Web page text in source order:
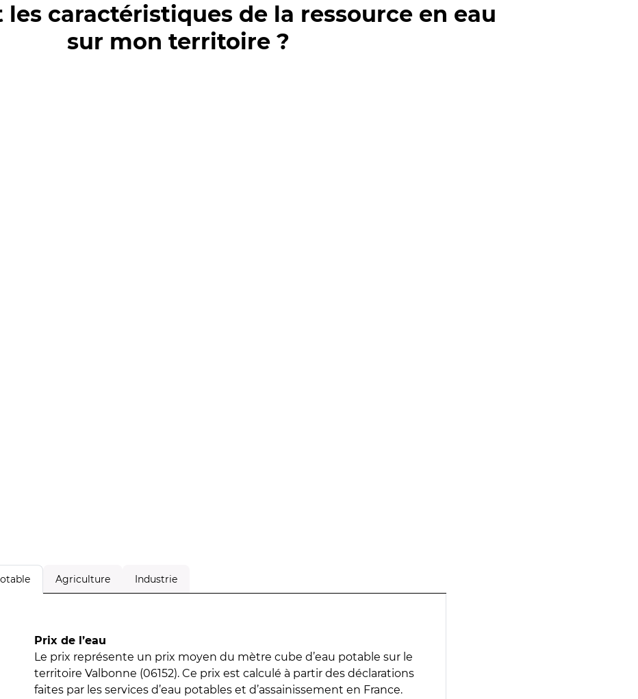
les caractéristiques de la ressource en eau
sur mon territoire ?
Agriculture Industrie
Prix de l’eau
Le prix représente un prix moyen du mètre cube d’eau potable sur le
territoire Valbonne (06152). Ce prix est calculé à partir des déclarations
faites par les services d’eau potables et d’assainissement en France.